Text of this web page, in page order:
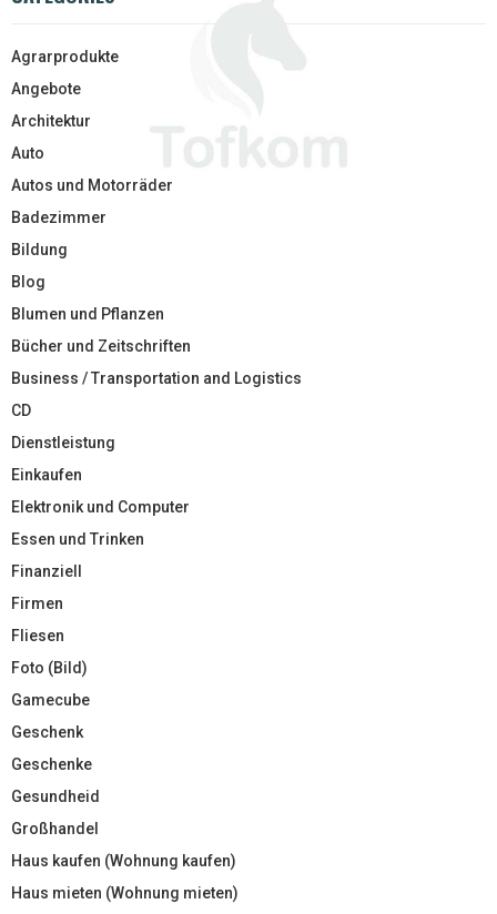
Agrarprodukte
Angebote
Architektur
Auto
Autos und Motorräder
Badezimmer
Bildung
Blog
Blumen und Pflanzen
Bücher und Zeitschriften
Business / Transportation and Logistics
CD
Dienstleistung
Einkaufen
Elektronik und Computer
Essen und Trinken
Finanziell
Firmen
Fliesen
Foto (Bild)
Gamecube
Geschenk
Geschenke
Gesundheid
Großhandel
Haus kaufen (Wohnung kaufen)
Haus mieten (Wohnung mieten)